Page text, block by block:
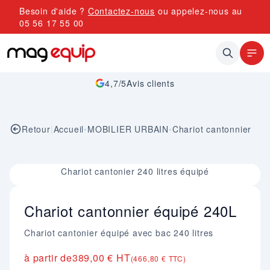
Allez au contenu
Besoin d'aide ? Contactez-nous ou appelez-nous au
05 56 17 55 00
4,7/5Avis clients
Retour|Accueil•MOBILIER URBAIN•Chariot cantonnier
Image 1 sur 1Chariot cantonier 240 litres équipé
Chariot cantonnier équipé 240L
Chariot cantonier équipé avec bac 240 litres
à partir de389,00 € HT(466,80 € TTC)